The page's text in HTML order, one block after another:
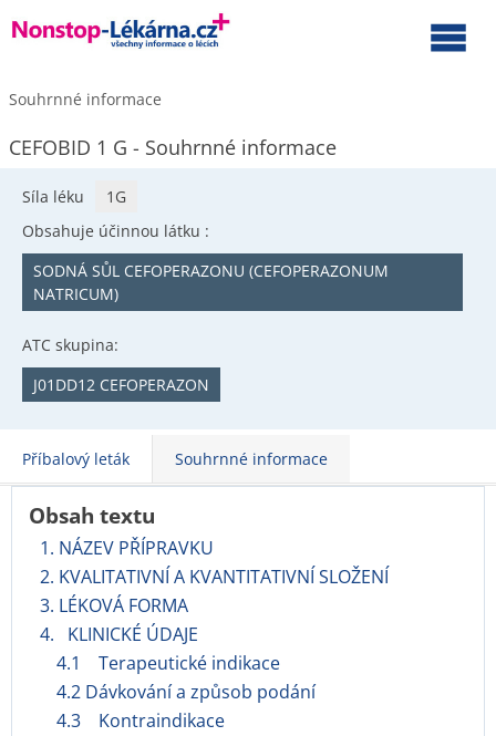
Souhrnné informace
CEFOBID 1 G - Souhrnné informace
Síla léku
1G
Obsahuje účinnou látku :
SODNÁ SŮL CEFOPERAZONU (CEFOPERAZONUM
NATRICUM)
ATC skupina:
J01DD12 CEFOPERAZON
Příbalový leták Souhrnné informace
Obsah textu
1. NÁZEV PŘÍPRAVKU
2. KVALITATIVNÍ A KVANTITATIVNÍ SLOŽENÍ
3. LÉKOVÁ FORMA
4. KLINICKÉ ÚDAJE
4.1 Terapeutické indikace
4.2 Dávkování a způsob podání
4.3 Kontraindikace